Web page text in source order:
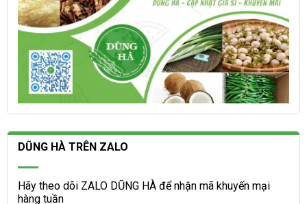
DŨNG HÀ TRÊN ZALO
Hãy theo dõi ZALO DŨNG HÀ để nhận mã khuyến mại
hàng tuần